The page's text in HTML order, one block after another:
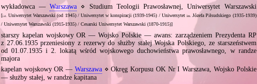
wykładowca —Warszawa ⋄ Studium Teologii Prawosławnej, Uniwersytet Warszawski
[i.e. Uniwersytet Warszawski (od 1945) / Uniwersytet w konspiracji (1939‐1945) / Uniwersytetim.
Józefa Piłsudskiego (1935‐1939)
/ Uniwersytet Warszawski (1915‐1935) / Cesarski Uniwersytet Warszawski (1870‐1915)]
starszy kapelan wojskowy OR — Wojsko Polskie — awans: zarządzeniem Prezydenta RP
z 27.06.1935 przeniesiony z rezerwy do służby stałej Wojska Polskiego, ze starszeństwem
od 01.07.1935 i 2. lokatą wśród wojskowego duchowieństwa prawosławnego, w randze
majora
kapelan wojskowy OR — Warszawa⋄ Okręg Korpusu OK Nr I Warszawa, Wojsko Polskie
— służby stałej, w randze kapitana